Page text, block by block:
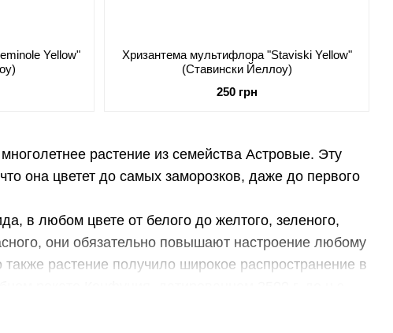
растение из семейства Астровые. Эту
она цветет до самых заморозков, даже до первого
в любом цвете от белого до желтого, зеленого,
они обязательно повышают настроение любому
растение получило широкое распространение в
Yellow"
Хризантема мультифлора "Staviski Yellow"
(Ставински Йеллоу)
250 грн